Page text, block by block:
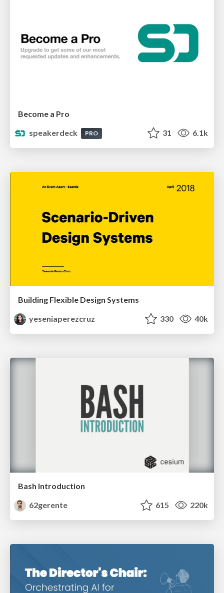
Become a Pro
speakerdeck
PRO 31 6.1k
Building Flexible Design Systems
yeseniaperezcruz
330 40k
Bash Introduction
62gerente
615 220k